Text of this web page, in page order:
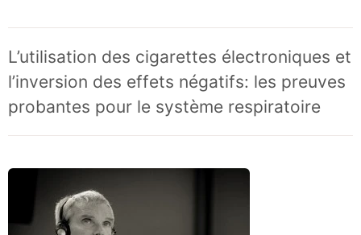
L’utilisation des cigarettes électroniques et
l’inversion des effets négatifs: les preuves
probantes pour le système respiratoire